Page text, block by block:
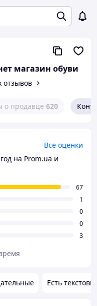
магазин обуви
отзывов
о продавце 620
Есть
Все оценки
на Prom.ua и
67
1
0
0
3